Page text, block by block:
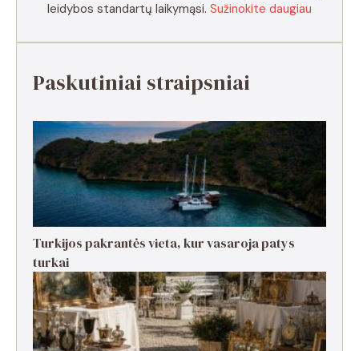
leidybos standartų laikymąsi. Sužinokite daugiau
Paskutiniai straipsniai
Turkijos pakrantės vieta, kur vasaroja patys
turkai